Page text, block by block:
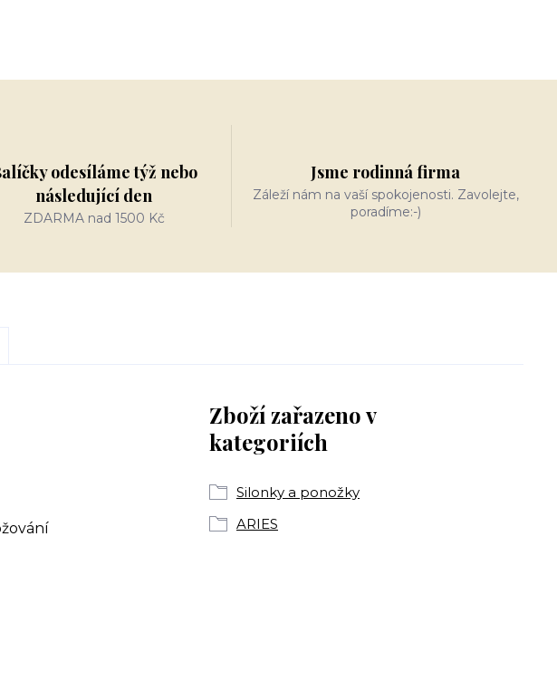
odesíláme týž nebo
následující den
ZDARMA nad 1500 Kč
Jsme rodinná firma
Záleží nám na vaší spokojenosti. Zavolejte,
poradíme:-)
Zboží zařazeno v
kategoriích
Silonky a ponožky
ARIES